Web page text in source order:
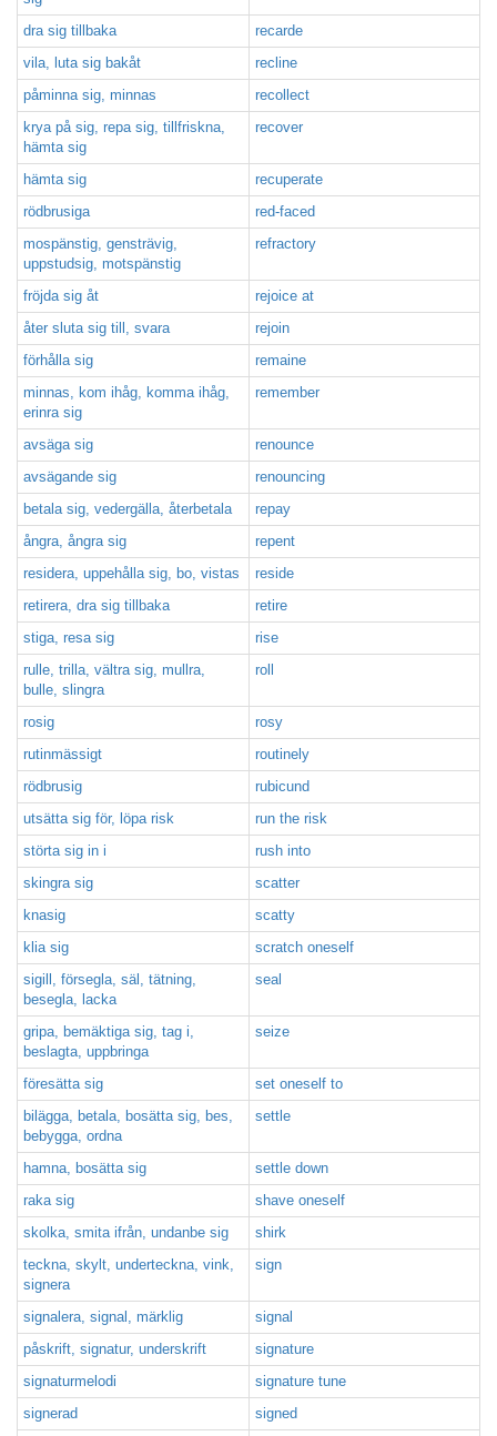
dra sig tillbaka
recarde
vila, luta sig bakåt
recline
påminna sig, minnas
recollect
krya på sig, repa sig, tillfriskna,
hämta sig
recover
hämta sig
recuperate
rödbrusiga
red-faced
mospänstig, gensträvig,
uppstudsig, motspänstig
refractory
fröjda sig åt
rejoice at
åter sluta sig till, svara
rejoin
förhålla sig
remaine
minnas, kom ihåg, komma ihåg,
erinra sig
remember
avsäga sig
renounce
avsägande sig
renouncing
betala sig, vedergälla, återbetala
repay
ångra, ångra sig
repent
residera, uppehålla sig, bo, vistas
reside
retirera, dra sig tillbaka
retire
stiga, resa sig
rise
rulle, trilla, vältra sig, mullra,
bulle, slingra
roll
rosig
rosy
rutinmässigt
routinely
rödbrusig
rubicund
utsätta sig för, löpa risk
run the risk
störta sig in i
rush into
skingra sig
scatter
knasig
scatty
klia sig
scratch oneself
sigill, försegla, säl, tätning,
besegla, lacka
seal
gripa, bemäktiga sig, tag i,
beslagta, uppbringa
seize
föresätta sig
set oneself to
bilägga, betala, bosätta sig, bes,
bebygga, ordna
settle
hamna, bosätta sig
settle down
raka sig
shave oneself
skolka, smita ifrån, undanbe sig
shirk
teckna, skylt, underteckna, vink,
signera
sign
signalera, signal, märklig
signal
påskrift, signatur, underskrift
signature
signaturmelodi
signature tune
signerad
signed